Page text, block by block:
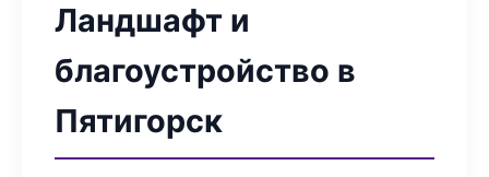
Ландшафт и
благоустройство в
Пятигорск